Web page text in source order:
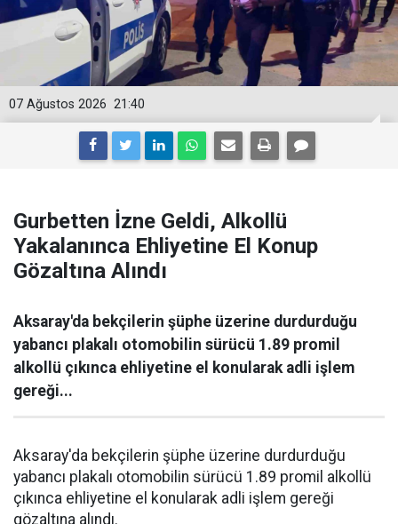
21:40
07 Ağustos 2026
Gurbetten İzne Geldi, Alkollü
Yakalanınca Ehliyetine El Konup
Gözaltına Alındı
Aksaray'da bekçilerin şüphe üzerine durdurduğu
yabancı plakalı otomobilin sürücü 1.89 promil
alkollü çıkınca ehliyetine el konularak adli işlem
gereği...
Aksaray'da bekçilerin şüphe üzerine durdurduğu
yabancı plakalı otomobilin sürücü 1.89 promil alkollü
çıkınca ehliyetine el konularak adli işlem gereği
gözaltına alındı.